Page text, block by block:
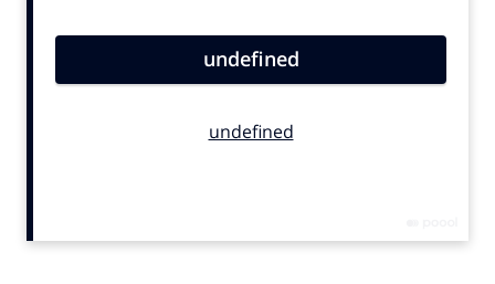
Carriere